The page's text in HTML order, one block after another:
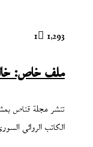
1 1٬293
ملف خاص:
تنشر مجلة قناص
الكاتب الروائي السوري الراحل